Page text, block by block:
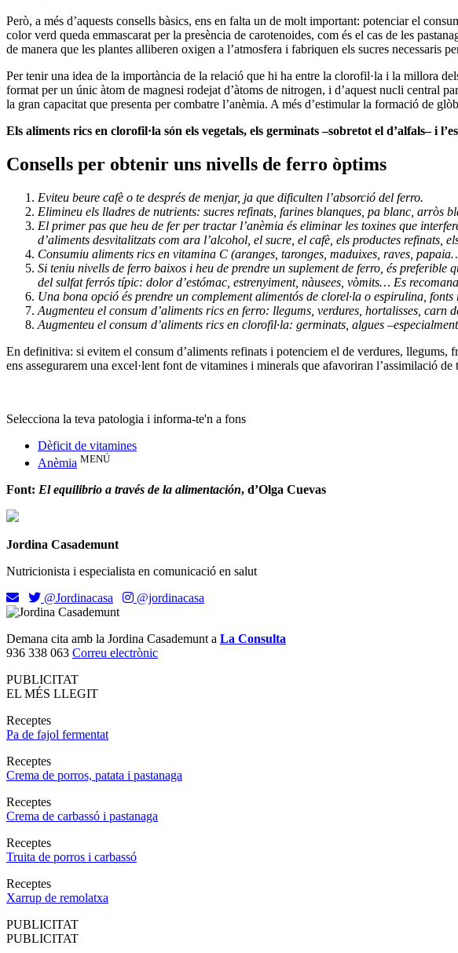
Però, a més d’aquests consells bàsics, ens en falta un de molt important: potenciar el
color verd queda emmascarat per la presència de carotenoides, com és el cas de les
de manera que les plantes alliberen oxigen a l’atmosfera i fabriquen els sucres necessaris
Per tenir una idea de la importància de la relació que hi ha entre la clorofil·la i la millora
format per un únic àtom de magnesi rodejat d’àtoms de nitrogen, i d’aquest nucli central
la gran capacitat que presenta per combatre l’anèmia. A més d’estimular la formació de
Els aliments rics en clorofil·la són els vegetals, els germinats –sobretot el d’alfals– i
Consells per obtenir uns nivells de ferro òptims
Eviteu beure cafè o te després de menjar, ja que dificulten l’absorció del ferro.
Elimineu els lladres de nutrients: sucres refinats, farines blanques, pa blanc, arròs
El primer pas que heu de fer per tractar l’anèmia és eliminar les toxines que
d’aliments desvitalitzats com ara l’alcohol, el sucre, el cafè, els productes refinats,
Consumiu aliments rics en vitamina C (aranges, taronges, maduixes, raves,
Si teniu nivells de ferro baixos i heu de prendre un suplement de ferro, és
del sulfat ferrós típic: dolor d’estómac, estrenyiment, nàusees, vòmits… Es
Una bona opció és prendre un complement alimentós de clorel·la o espirulina,
Augmenteu el consum d’aliments rics en ferro: llegums, verdures, hortalisses,
Augmenteu el consum d’aliments rics en clorofil·la: germinats, algues
En definitiva: si evitem el consum d’aliments refinats i potenciem el de verdures,
ens assegurarem una excel·lent font de vitamines i minerals que afavoriran l’assimilació de
Selecciona la teva patologia i informa-te'n a fons
Dèficit de vitamines
Anèmia MENÚ
Font: El equilibrio a través de la alimentación, d’Olga Cuevas
Jordina Casademunt
Nutricionista i especialista en comunicació en salut
@Jordinacasa
@jordinacasa
Demana cita amb la Jordina Casademunt a La Consulta
936 338 063 Correu electrònic
PUBLICITAT
EL MÉS LLEGIT
Receptes
Pa de fajol fermentat
Receptes
Crema de porros, patata i pastanaga
Receptes
Crema de carbassó i pastanaga
Receptes
Truita de porros i carbassó
Receptes
Xarrup de remolatxa
PUBLICITAT
PUBLICITAT